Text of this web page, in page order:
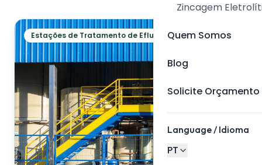
Zincagem
Quem Somos
Blog
Solicite Orçamento
Language / Idioma
PT
Estações de Tratamento de Efluentes